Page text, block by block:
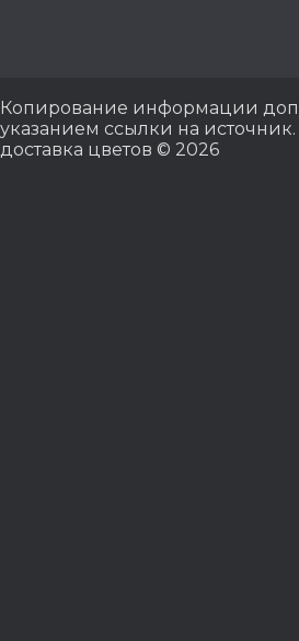
Копирование информации
указанием ссылки на источник.
доставка цветов © 2026